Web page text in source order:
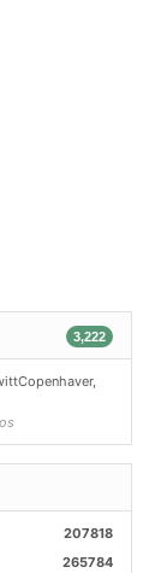
3,222
,
207818
265784